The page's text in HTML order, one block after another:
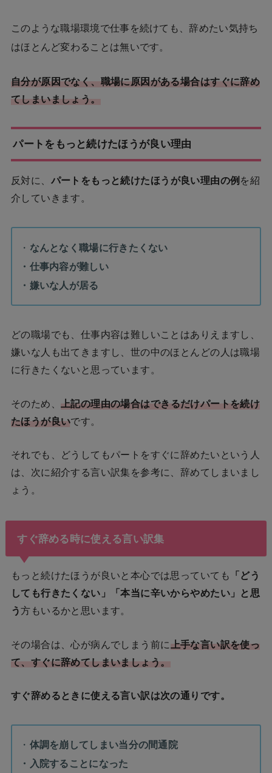
このような職場環境で仕事を続けても、辞めたい気持ち
はほとんど変わることは無いです。
自分が原因でなく、職場に原因がある場合はすぐに辞め
てしまいましょう。
パートをもっと続けたほうが良い理由
反対に、 パートをもっと続けたほうが良い理由の例 を紹
介していきます。
・ なんとなく職場に行きたくない
・仕事内容が難しい
・嫌いな人が居る
どの職場でも、仕事内容は難しいことはありえますし、
嫌いな人も出てきますし、世の中のほとんどの人は職場
に行きたくないと思っています。
そのため、
上記の理由の場合はできるだけパートを続け
たほうが良いです。
それでも、どうしてもパートをすぐに辞めたいという人
は、次に紹介する言い訳集を参考に、辞めてしまいまし
ょう。
すぐ辞める時に使える言い訳集
もっと続けたほうが良いと本心では思っていても
「どう
しても行きたくない」「本当に辛いからやめたい」と思
う方もいるかと思います。
その場合は、心が病んでしまう前に
上手な言い訳を使っ
て、すぐに辞めてしまいましょう。
すぐ辞めるときに使える言い訳は次の通りです。
・ 体調を崩してしまい当分の間通院
・入院することになった